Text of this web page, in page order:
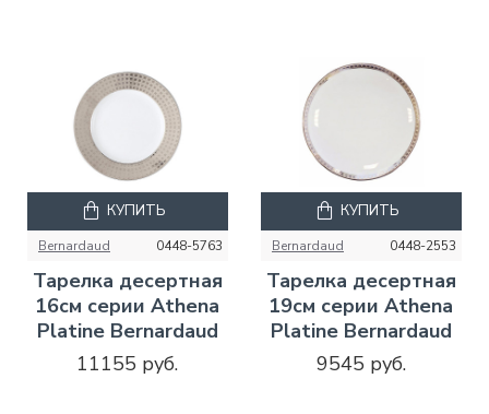
Bernardaud 0448-5763
Тарелка десертная
16см серии Athena
Platine Bernardaud
11155 руб.
КУПИТЬ
Bernardaud 0448-2553
Тарелка десертная
19см серии Athena
Platine Bernardaud
9545 руб.
КУПИТЬ